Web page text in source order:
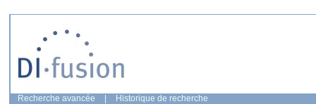
Recherche avancée Historique de recherche